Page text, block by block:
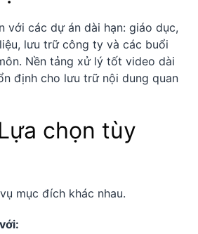
với các dự án dài hạn: giáo dục,
lưu trữ công ty và các buổi
Nền tảng xử lý tốt video dài
định cho lưu trữ nội dung quan
chọn tùy
mục đích khác nhau.